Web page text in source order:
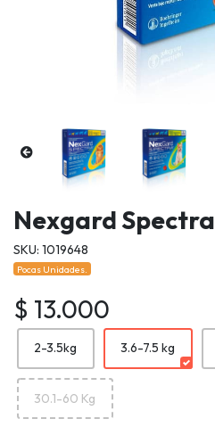
Nexgard Spectra
SKU: 1019648
Pocas Unidades.
$ 13.000
2-3.5kg 3.6-7.5 kg
30.1-60 Kg